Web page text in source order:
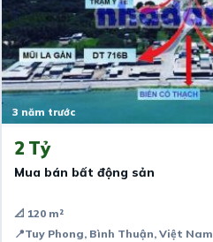
3 năm trước
2 Tỷ
Mua bán bất động sản
📐 120 m²
📍Tuy Phong, Bình Thuận, Việt Nam